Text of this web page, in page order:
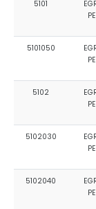
GESTIÓN
Plan
5101
5101050
5102
5102030
5102040